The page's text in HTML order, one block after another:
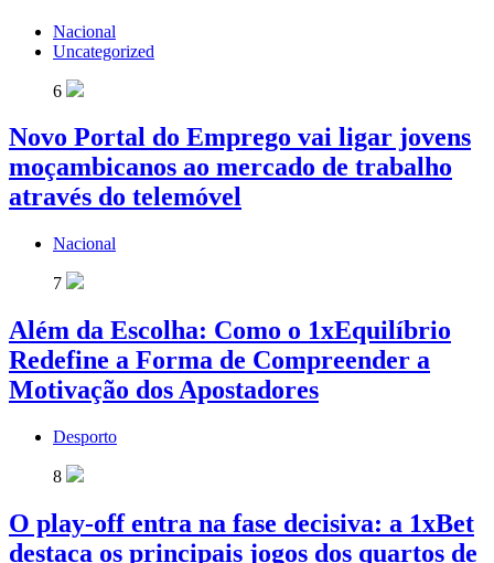
Nacional
Uncategorized
6
Novo Portal do Emprego vai ligar jovens
moçambicanos ao mercado de trabalho
através do telemóvel
Nacional
7
Além da Escolha: Como o 1xEquilíbrio
Redefine a Forma de Compreender a
Motivação dos Apostadores
Desporto
8
O play-off entra na fase decisiva: a 1xBet
destaca os principais jogos dos quartos de